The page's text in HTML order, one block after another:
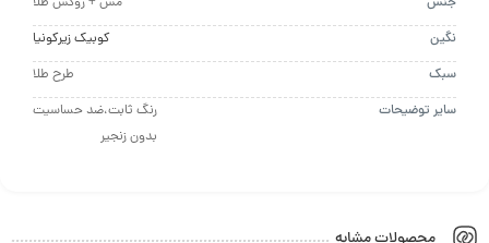
کوبیک زیرکونیا
توضیحات
رنگ ثابت،ضد حساسیت
بدون زنجیر